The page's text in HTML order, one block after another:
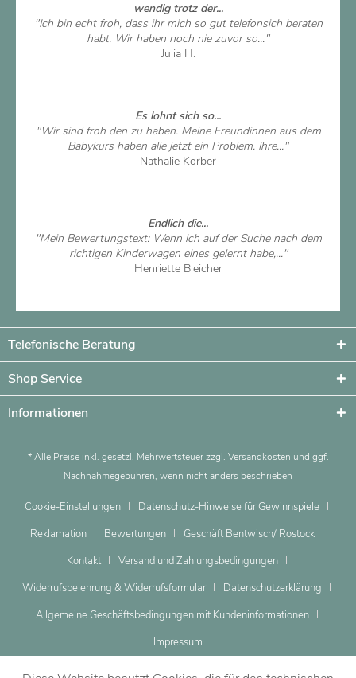
wendig trotz der...
"Ich bin echt froh, dass ihr mich so gut telefonsich beraten
habt. Wir haben noch nie zuvor so..."
Julia H.
Es lohnt sich so...
"Wir sind froh den zu haben. Meine Freundinnen aus dem
Babykurs haben alle jetzt ein Problem. Ihre..."
Nathalie Korber
Endlich die...
"Mein Bewertungstext: Wenn ich auf der Suche nach dem
richtigen Kinderwagen eines gelernt habe,..."
Henriette Bleicher
Telefonische Beratung
Shop Service
Informationen
* Alle Preise inkl. gesetzl. Mehrwertsteuer zzgl. Versandkosten und ggf.
Nachnahmegebühren, wenn nicht anders beschrieben
Cookie-Einstellungen
Datenschutz-Hinweise für Gewinnspiele
Reklamation
Bewertungen
Geschäft Bentwisch/ Rostock
Kontakt
Versand und Zahlungsbedingungen
Widerrufsbelehrung & Widerrufsformular
Datenschutzerklärung
Allgemeine Geschäftsbedingungen mit Kundeninformationen
Impressum